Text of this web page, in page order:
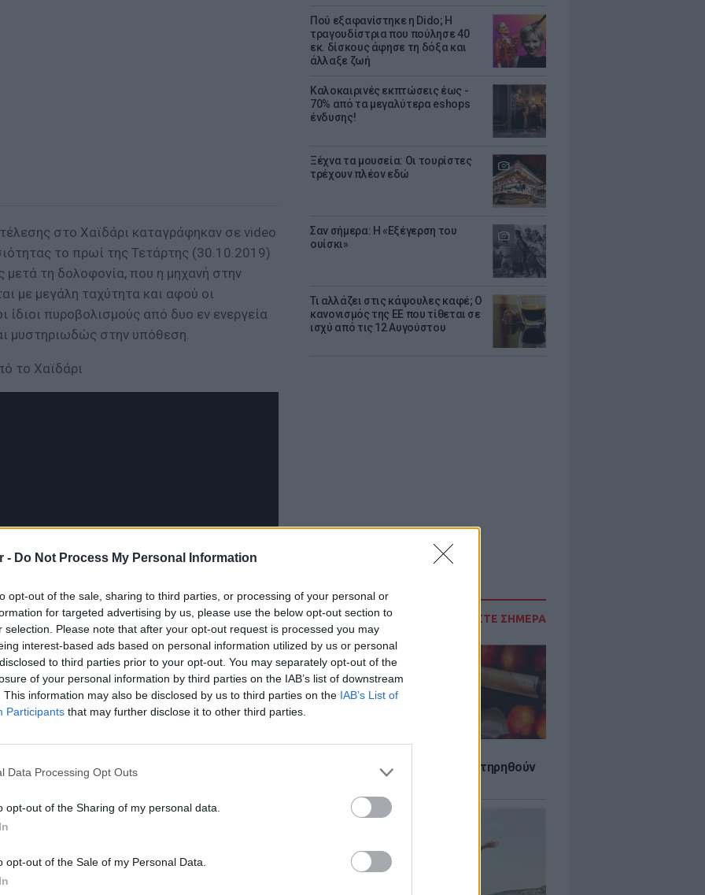
- Do Not Process My Personal Information
opt-out of the sale, sharing to third parties, or processing of your personal or
for targeted advertising by us, please use the below opt-out section to
selection. Please note that after your opt-out request is processed you may
interest-based ads based on personal information utilized by us or personal
to third parties prior to your opt-out. You may separately opt-out of the
of your personal information by third parties on the IAB’s list of downstream
This information may also be disclosed by us to third parties on the IAB’s List of
Participants that may further disclose it to other third parties.
Data Processing Opt Outs
opt-out of the Sharing of my personal data.
opt-out of the Sale of my Personal Data.
Πού εξαφανίστηκε η Dido; Η
τραγουδίστρια που πούλησε 40
εκ. δίσκους άφησε τη δόξα και
άλλαξε ζωή
Καλοκαιρινές εκπτώσεις έως -
70% από τα μεγαλύτερα eshops
ένδυσης!
Ξέχνα τα μουσεία: Οι τουρίστες
τρέχουν πλέον εδώ
Σαν σήμερα: Η «Εξέγερση του
ουίσκι»
Τι αλλάζει στις κάψουλες καφέ; Ο
κανονισμός της ΕΕ που τίθεται σε
ισχύ από τις 12 Αυγούστου
ΔΙΑΒΑΣΤΕ ΣΗΜΕΡΑ
6 φρούτα που μπορουν να διατηρηθούν
στο Χαϊδάρι καταγράφηκαν σε video
το πρωί της Τετάρτης (30.10.2019)
μετά τη δολοφονία, που η μηχανή στην
με μεγάλη ταχύτητα και αφού οι
ίδιοι πυροβολισμούς από δυο εν ενεργεία
μυστηριωδώς στην υπόθεση.
το Χαϊδάρι